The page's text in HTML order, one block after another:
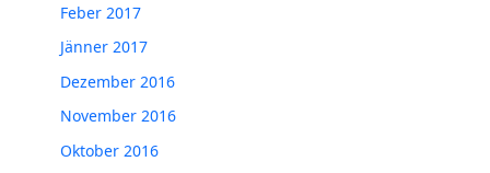
Feber 2017
Jänner 2017
Dezember 2016
November 2016
Oktober 2016